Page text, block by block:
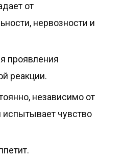
от
нервозности и
проявления
реакции.
независимо от
чувство